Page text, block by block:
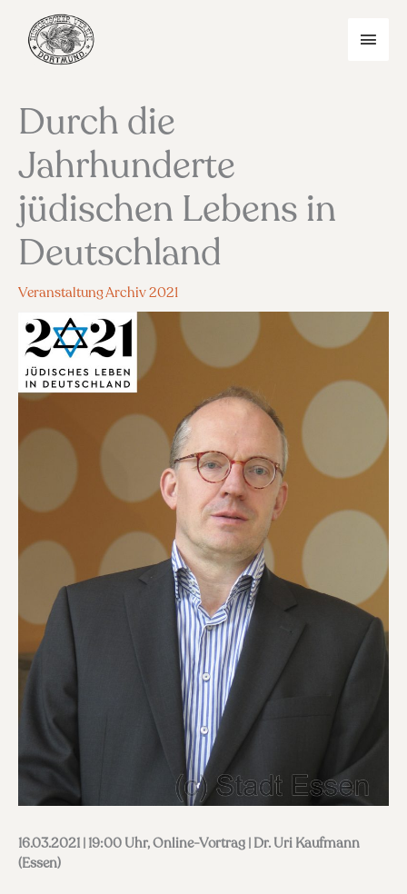
Inhalt
springen
Durch die
Jahrhunderte
jüdischen Lebens in
Deutschland
Veranstaltung Archiv 2021
16.03.2021 | 19:00 Uhr, Online-Vortrag | Dr. Uri Kaufmann
(Essen)